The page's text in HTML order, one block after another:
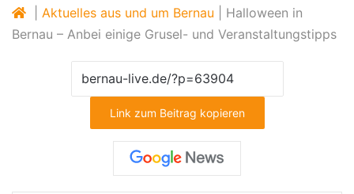
Aktuelles aus und um Bernau
Halloween in
Bernau – Anbei einige Grusel- und Veranstaltungstipps
Link zum Beitrag kopieren